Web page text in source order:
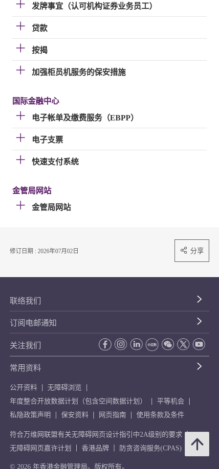
发牌事宜（认可机构证券业务员工）
贷款
按揭
加强柜员机服务的保安措施
国际金融中心
电子帐单及缴费服务（EBPP）
电子支票
快速支付系统
金管局网站
金管局网站
修订日期 : 2026年07月02日 分享
联络我们
订阅电邮通知
关注我们
常用资料
公开资料
无障碍浏览
年度整合开放数据计划（包含空间数据计划）
平等机会
私隐政策声明
保安资料 网页指南 使用条款及条件
符合万维网联盟有关无障碍网页设计指引中2A级别的要求
无障碍网页嘉许计划
香港品牌 防贪咨询服务(CPAS)
© 2026 年香港金融管理局。版权所有。